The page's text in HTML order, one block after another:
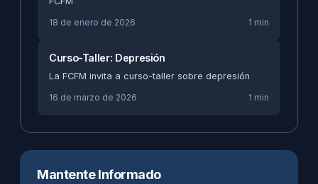
18 de enero de 2026
1 min
Curso-Taller: Depresión
La FCFM invita a curso-taller sobre depresión
16 de marzo de 2026
1 min
Mantente Informado